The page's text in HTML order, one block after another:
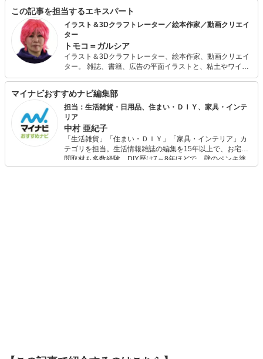
この記事を担当するエキスパート
イラスト＆3Dクラフトレーター／絵本作家／動画クリエイ
ター
トモコ＝ガルシア
イラスト＆3Dクラフトレーター、絵本作家、動画クリエイ
ター。 雑誌、書籍、広告の平面イラストと、粘土やワイヤ
ー、木材、クラフト素材を使った立体イラストの制作と、
の手芸工作、料理や絵本（なめこ、くまモン、オラゴンな
どのキャラクターものの絵本や自身のオリジナルで食材を
使った写真絵本など）多数。 現在、メキシコのハンドクラ
フトやカルチャーに魅了されて「死者の日」近くに旅を重
ねている。ルチャドール（覆面レスラー）のストーリーと
キャラクターグッズを製作中。
マイナビおすすめナビ編集部
担当：生活雑貨・日用品、住まい・ＤＩＹ、家具・インテ
リア
中村 亜紀子
「生活雑貨」「住まい・ＤＩＹ」「家具・インテリア」カ
テゴリを担当。生活情報雑誌の編集を15年以上で、お宅訪
問取材も多数経験。DIY歴は7～8年ほどで、壁のペンキ塗
りや壁紙チェンジなどもチャレンジ済み。初心者でもモノ